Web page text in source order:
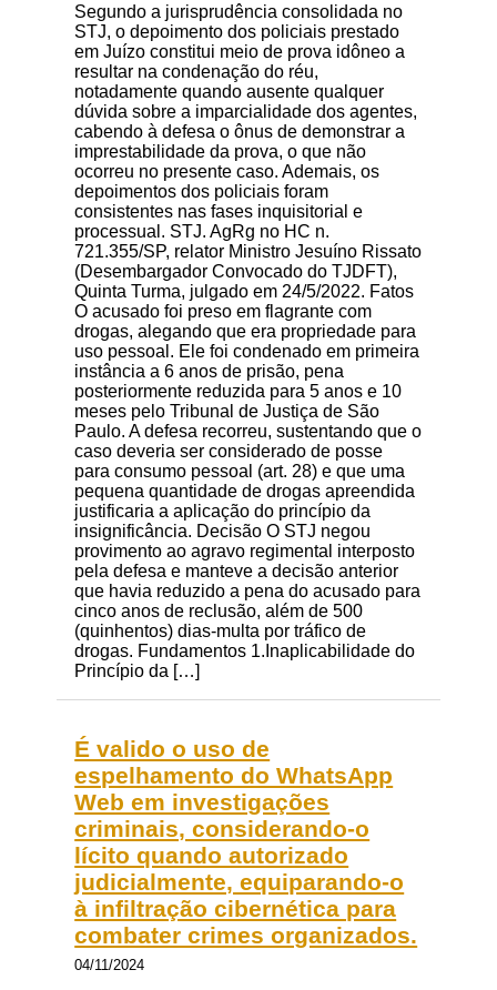
Segundo a jurisprudência consolidada no
STJ, o depoimento dos policiais prestado
em Juízo constitui meio de prova idôneo a
resultar na condenação do réu,
notadamente quando ausente qualquer
dúvida sobre a imparcialidade dos agentes,
cabendo à defesa o ônus de demonstrar a
imprestabilidade da prova, o que não
ocorreu no presente caso. Ademais, os
depoimentos dos policiais foram
consistentes nas fases inquisitorial e
processual. STJ. AgRg no HC n.
721.355/SP, relator Ministro Jesuíno Rissato
(Desembargador Convocado do TJDFT),
Quinta Turma, julgado em 24/5/2022. Fatos
O acusado foi preso em flagrante com
drogas, alegando que era propriedade para
uso pessoal. Ele foi condenado em primeira
instância a 6 anos de prisão, pena
posteriormente reduzida para 5 anos e 10
meses pelo Tribunal de Justiça de São
Paulo. A defesa recorreu, sustentando que o
caso deveria ser considerado de posse
para consumo pessoal (art. 28) e que uma
pequena quantidade de drogas apreendida
justificaria a aplicação do princípio da
insignificância. Decisão O STJ negou
provimento ao agravo regimental interposto
pela defesa e manteve a decisão anterior
que havia reduzido a pena do acusado para
cinco anos de reclusão, além de 500
(quinhentos) dias-multa por tráfico de
drogas. Fundamentos 1.Inaplicabilidade do
Princípio da […]
É valido o uso de
espelhamento do WhatsApp
Web em investigações
criminais, considerando-o
lícito quando autorizado
judicialmente, equiparando-o
à infiltração cibernética para
combater crimes organizados.
04/11/2024